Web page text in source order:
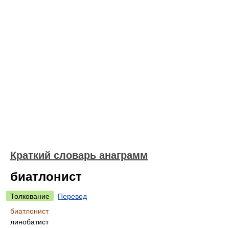
Краткий словарь анаграмм
биатлонист
Толкование
Перевод
биатлонист
линобатист